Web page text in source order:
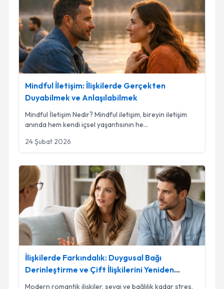
Mindful İletişim: İlişkilerde Gerçekten
Duyabilmek ve Anlaşılabilmek
Mindful İletişim Nedir? Mindful iletişim, bireyin iletişim
anında hem kendi içsel yaşantısının he...
24 Şubat 2026
İlişkilerde Farkındalık: Duygusal Bağı Derinleştirme ve Çift
İlişkilerde Farkındalık: Duygusal Bağı
Derinleştirme ve Çift İlişkilerini Yeniden
Canlandırma
Modern romantik ilişkiler, sevgi ve bağlılık kadar stres,